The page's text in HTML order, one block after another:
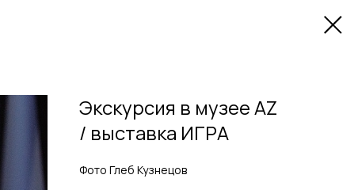
Экскурсия в музее AZ
/ выставка ИГРА
Фото Глеб Кузнецов